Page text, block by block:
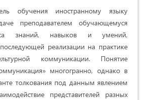
обучения иностранному языку
преподавателем обучающемуся
знаний, навыков и умений,
реализации на практике
коммуникации. Понятие
многогранно, однако в
толкования под данным явлением
представителей разных